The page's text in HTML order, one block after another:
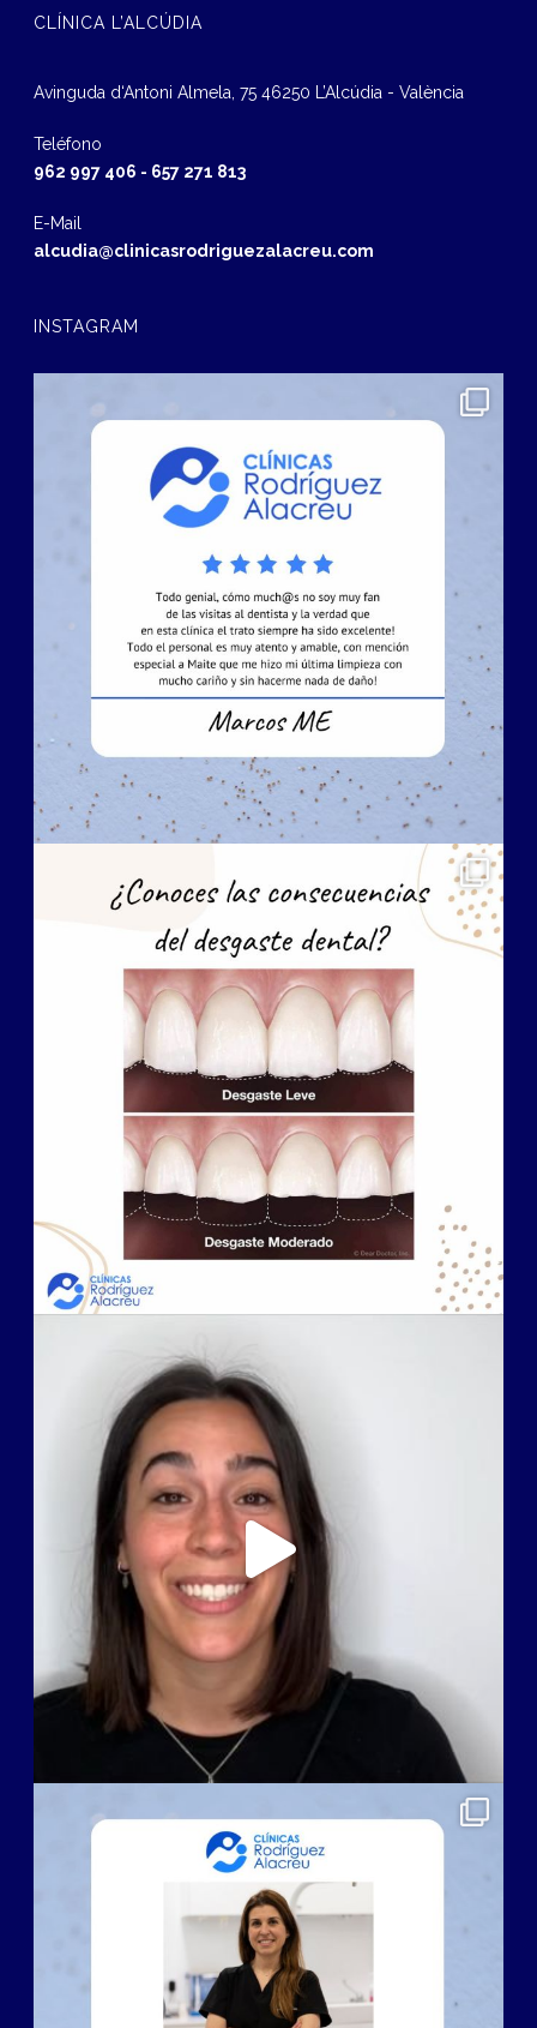
CLÍNICA L’ALCÚDIA
Avinguda d‘Antoni Almela, 75 46250 L’Alcúdia - València
Teléfono
962 997 406 - 657 271 813
E-Mail
alcudia@clinicasrodriguezalacreu.com
INSTAGRAM